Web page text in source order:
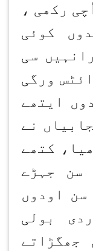
رکھی ،
کوئی
سی
ورگی
ایتھے
نے
کتھے
سن جہڑے
سن اودوں
بولی
جھگڑاتے